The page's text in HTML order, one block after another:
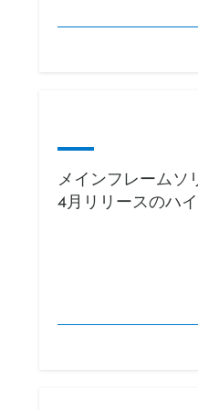
メインフレームソ
4月リリースのハ